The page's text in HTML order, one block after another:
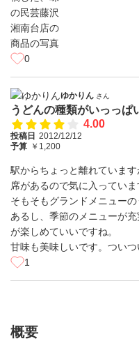
0
ゆかりん さん
うどんの種類がいっっぱ
4.00
投稿日 2012/12/12
予算 ￥1,200
駅からちょっと離れていま
席があるので気に入っていま
そもそもグランドメニュー
あるし、季節のメニューが
が楽しめていいですね。
甘味も美味しいです。ついつ
1
概要